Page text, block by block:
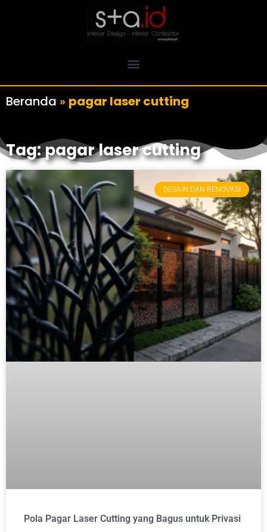
Beranda » pagar laser cutting
Tag: pagar laser cutting
DESAIN DAN RENOVASI
Pola Pagar Laser Cutting yang Bagus untuk Privasi